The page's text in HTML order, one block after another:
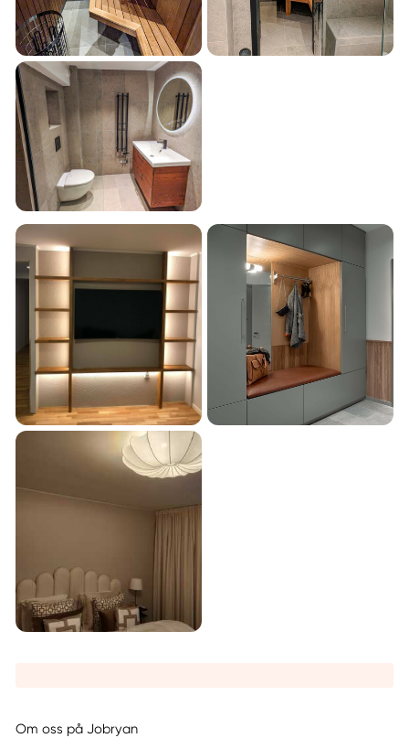
Om oss på Jobryan